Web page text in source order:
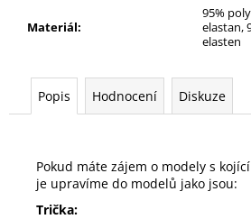
Materiál:
95%
elastan,
elasten
Popis Hodnocení Diskuze
Pokud máte zájem o modely s
je upravíme do modelů jako jsou:
Trička: